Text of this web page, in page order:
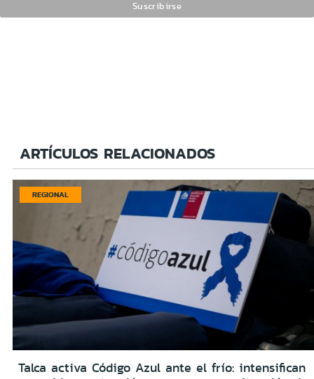
ARTÍCULOS RELACIONADOS
REGIONAL
Talca activa Código Azul ante el frío: intensifican